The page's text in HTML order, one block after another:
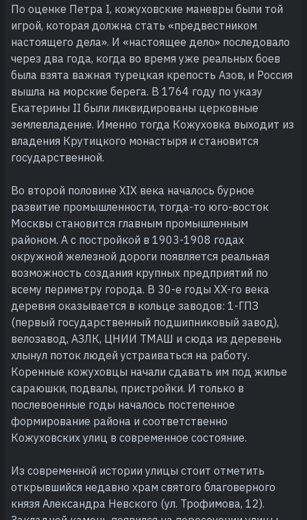
По оценке Петра I, кожуховские маневры были той
игрой, которая должна стать «предвестником
настоящего дела». И «настоящее дело» последовало
через два года, когда во время уже реальных боев
была взята важная турецкая крепость Азов, и Россия
вышла на морские берега. В 1764 году по указу
Екатерины II были ликвидированы церковные
землевладение. Именно тогда Кожуховка выходит из
владения Крутицкого монастыря и становится
государственной.
Во второй половине XIX века началось бурное
развитие промышленности, тогда-то юго-восток
Москвы становится главным промышленным
районом. А с постройкой в 1903-1908 годах
окружной железной дороги появляется реальная
возможность создания крупных предприятий по
всему периметру города. В 30-е годы XX-го века
деревня оказывается в кольце заводов: 1-ГПЗ
(первый государственный подшипниковый завод),
велозавод, АЗЛК, ЦНИИ ТМАШ и сюда из деревень
хлынул поток людей устраиваться на работу.
Коренные кожуховцы начали сдавать им под жилье
сараюшки, подвалы, пристройки. И только в
послевоенные годы началось постепенное
формирование района и соответственно
Кожуховских улиц в современное состояние.
Из современной истории улицы стоит отметить
открывшийся недавно храм святого благоверного
князя Александра Невского (ул. Трофимова, 12).